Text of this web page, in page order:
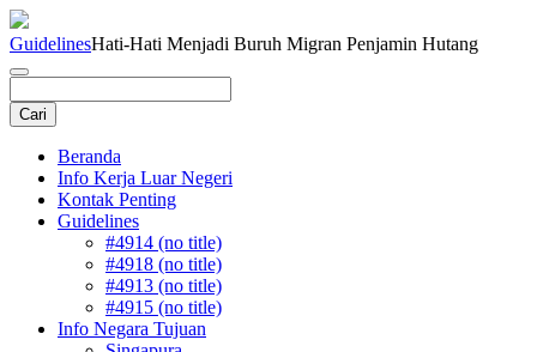
GuidelinesHati-Hati Menjadi Buruh Migran Penjamin Hutang
Beranda
Info Kerja Luar Negeri
Kontak Penting
Guidelines
#4914 (no title)
#4918 (no title)
#4913 (no title)
#4915 (no title)
Info Negara Tujuan